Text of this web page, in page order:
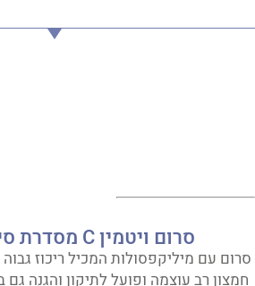
סרום ויטמין C מסדרת סי דה סקסס
חמצון רב עוצמה ופועל לתיקון והגנה